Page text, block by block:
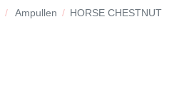
Ampullen HORSE CHESTNUT